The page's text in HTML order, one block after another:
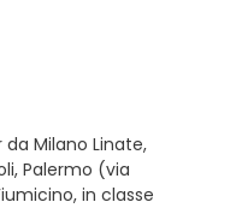
da Milano Linate,
Palermo (via
in classe